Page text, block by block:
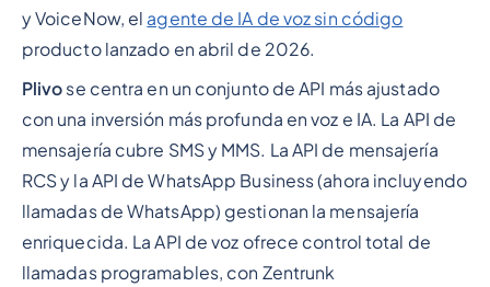
y VoiceNow, el agente de IA de voz sin código
producto lanzado en abril de 2026.
Plivo se centra en un conjunto de API más ajustado
con una inversión más profunda en voz e IA. La API de
mensajería cubre SMS y MMS. La API de mensajería
RCS y la API de WhatsApp Business (ahora incluyendo
llamadas de WhatsApp) gestionan la mensajería
enriquecida. La API de voz ofrece control total de
llamadas programables, con Zentrunk